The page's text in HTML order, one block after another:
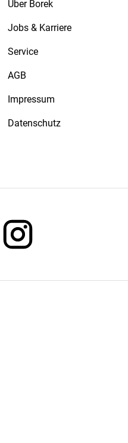
Über Borek
Jobs & Karriere
Service
AGB
Impressum
Datenschutz